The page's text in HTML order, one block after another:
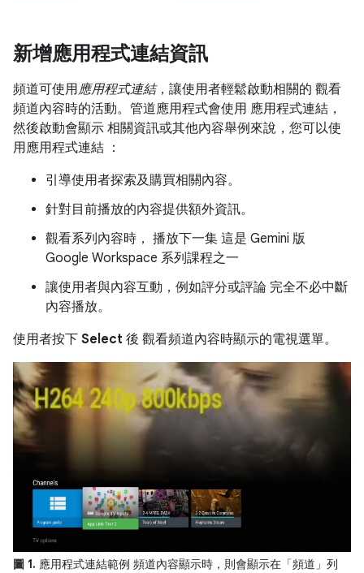
新增應用程式連結資訊
頻道可使用應用程式連結，讓使用者輕鬆啟動相關的 觀看
頻道內容時的活動。管道應用程式會使用 應用程式連結，
然後啟動會顯示 相關資訊或其他內容舉例來說，您可以使
用應用程式連結 ：
引導使用者探索及購買相關內容。
針對目前播放的內容提供額外資訊。
觀看系列內容時， 播放下一集 這是 Gemini 版
Google Workspace 系列課程之一
讓使用者與內容互動，例如評分或評論 完全不必中斷
內容播放。
使用者按下 Select 後 觀看頻道內容時顯示的電視選單。
圖 1. 應用程式連結範例 頻道內容顯示時，則會顯示在「頻道」 列